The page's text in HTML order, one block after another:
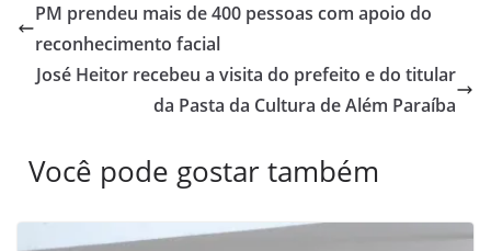
PM prendeu mais de 400 pessoas com apoio do
reconhecimento facial
José Heitor recebeu a visita do prefeito e do titular
da Pasta da Cultura de Além Paraíba
Você pode gostar também